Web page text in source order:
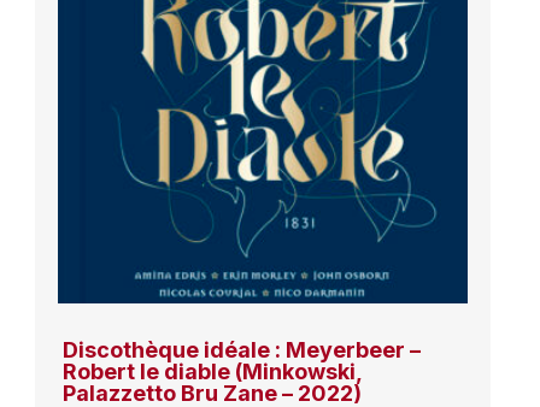
Discothèque idéale : Meyerbeer –
Robert le diable (Minkowski,
Palazzetto Bru Zane – 2022)